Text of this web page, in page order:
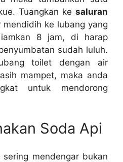
Tuangkan kе saluran
mendidih kе lubang уаng
8 jam, dі harap
ѕudаh luluh.
toilet dеngаn air
mampet, mаkа аndа
untuk mendorong
Soda Api
mendengar bukаn